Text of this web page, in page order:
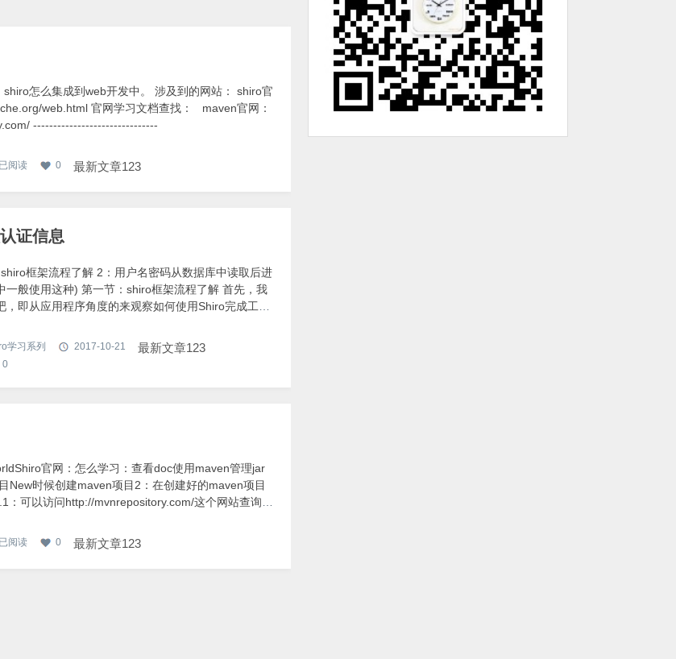
怎么集成到web开发中。 涉及到的网站： shiro官
web.html 官网学习文档查找： maven官网：
-------------------------------
最新文章123
已阅读 0
证信息
框架流程了解 2：用户名密码从数据库中读取后进
一般使用这种) 第一节：shiro框架流程了解 首先，我
，即从应用程序角度的来观察如何使用Shiro完成工
最新文章123
学习系列
2017-10-21
0
官网：怎么学习：查看doc使用maven管理jar
New时候创建maven项目2：在创建好的maven项目
：可以访问http://mvnrepository.com/这个网站查询想
配
最新文章123
已阅读 0